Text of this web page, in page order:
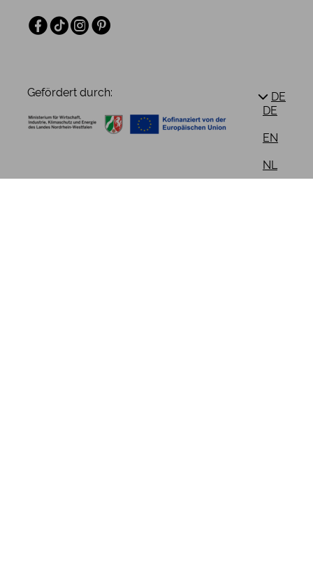
Facebook
TikTokInstagramPinterest
Gefördert durch:
DE
DE
EN
NL